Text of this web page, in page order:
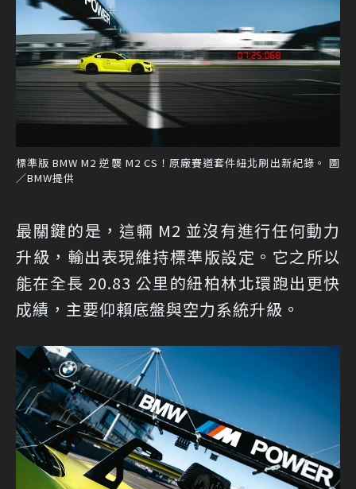
標準版 BMW M2 逆襲 M2 CS！原廠賽道套件紐北刷出新紀錄。 圖
／BMW提供
最關鍵的是，這輛 M2 並沒有進行任何動力
升級，輸出表現維持標準版設定。它之所以
能在全長 20.83 公里的紐柏林北環跑出更快
成績，主要仰賴底盤與空力系統升級。